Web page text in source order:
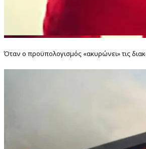
Όταν ο προϋπολογισμός «ακυρώνει» τις